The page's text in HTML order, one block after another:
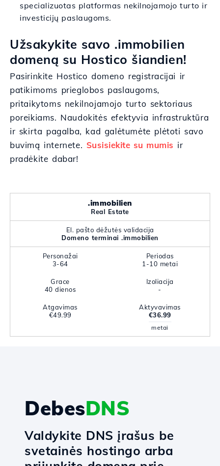
specializuotas platformas nekilnojamojo turto ir
investicijų paslaugoms.
Užsakykite savo .immobilien
domeną su Hostico šiandien!
Pasirinkite Hostico domeno registracijai ir
patikimoms prieglobos paslaugoms,
pritaikytoms nekilnojamojo turto sektoriaus
poreikiams. Naudokitės efektyvia infrastruktūra
ir skirta pagalba, kad galėtumėte plėtoti savo
buvimą internete. Susisiekite su mumis ir
pradėkite dabar!
.immobilien
Real Estate
El. pašto dėžutės validacija
Domeno terminai .immobilien
Personažai
3-64
Periodas
1-10 metai
Grace
40 dienos
Izoliacija
-
Atgavimas
€49.99
Aktyvavimas
€36.99
metai
DebesDNS
Valdykite DNS įrašus be
svetainės hostingo arba